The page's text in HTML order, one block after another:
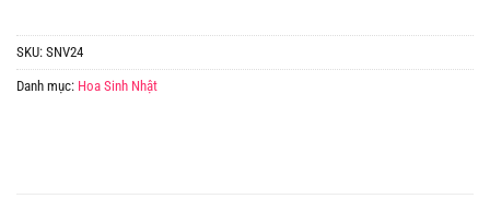
SKU: SNV24
Danh mục: Hoa Sinh Nhật